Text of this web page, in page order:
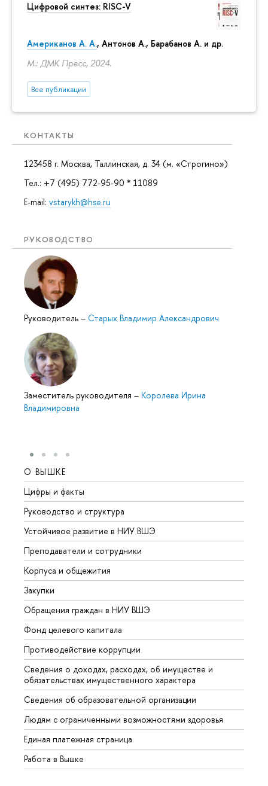
Цифровой синтез: RISC-V
Американов А. А., Антонов А., Барабанов А. и др.
М.: ДМК Пресс, 2024.
Все публикации
КОНТАКТЫ
123458 г. Москва, Таллинская, д. 34 (м. «Строгино»)
Тел.: +7 (495) 772-95-90 * 11089
E-mail: vstarykh@hse.ru
РУКОВОДСТВО
Руководитель – Старых Владимир Александрович
Заместитель руководителя – Королева Ирина
Владимировна
О ВЫШКЕ
Цифры и факты
Руководство и структура
Устойчивое развитие в НИУ ВШЭ
Преподаватели и сотрудники
Корпуса и общежития
Закупки
Обращения граждан в НИУ ВШЭ
Фонд целевого капитала
Противодействие коррупции
Сведения о доходах, расходах, об имуществе и
обязательствах имущественного характера
Сведения об образовательной организации
Людям с ограниченными возможностями здоровья
Единая платежная страница
Работа в Вышке